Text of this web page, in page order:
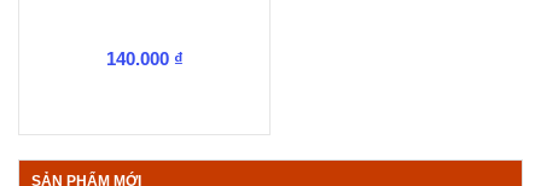
140.000 ₫
SẢN PHẨM MỚI